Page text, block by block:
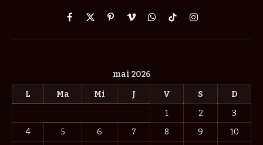
Facebook
X
PinterestVimeoWhatsApp
TikTokInstagram
mai 2026
L
Ma Mi J V S
D
1
2
3
4
5 6 7 8 9
10